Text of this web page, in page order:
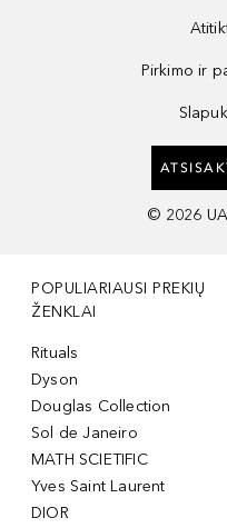
Pirkimo ir
© 2026
POPULIARIAUSI PREKIŲ
ŽENKLAI
Rituals
Dyson
Douglas Collection
Sol de Janeiro
MATH SCIETIFIC
Yves Saint Laurent
DIOR